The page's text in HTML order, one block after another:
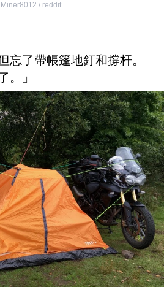
Miner8012 / reddit
忘了帶帳篷地釘和撐杆。
。」